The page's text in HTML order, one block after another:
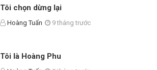
Tôi chọn dừng lại
Hoàng Tuấn 9 tháng trước
Tôi là Hoàng Phu